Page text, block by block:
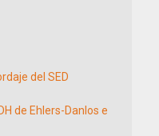
del SED
de Ehlers-Danlos e